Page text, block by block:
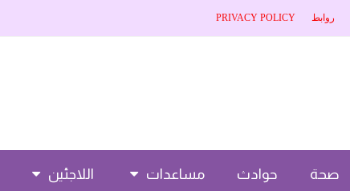
روابط PRIVACY POLICY
صحة حوادث مساعدات اللاجئين